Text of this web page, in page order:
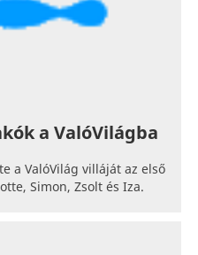
a ValóVilágba
a ValóVilág villáját az első
Simon, Zsolt és Iza.